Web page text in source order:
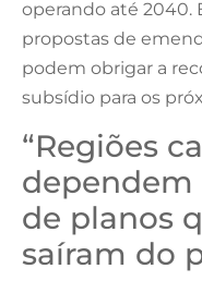
operando até 2040.
propostas de
podem obrigar a
subsídio para os
“Regiões
de planos
saíram do